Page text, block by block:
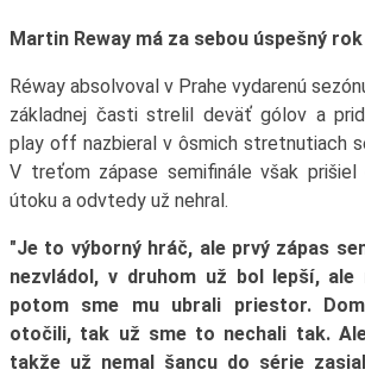
Martin Reway má za sebou úspešný rok
Réway absolvoval v Prahe vydarenú
základnej časti strelil deväť gólov a
play off nazbieral v ôsmich stretnutiach
V treťom zápase semifinále však
útoku a odvtedy už nehral.
"Je to výborný hráč, ale prvý zápas
nezvládol, v druhom už bol lepší,
potom sme mu ubrali priestor.
otočili, tak už sme to nechali tak.
takže už nemal šancu do série